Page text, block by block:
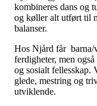
kombineres dans og
og køller alt utført til
balanser.
Hos Njård får barna/
ferdigheter, men
og sosialt fellesskap.
glede, mestring og
utviklende.